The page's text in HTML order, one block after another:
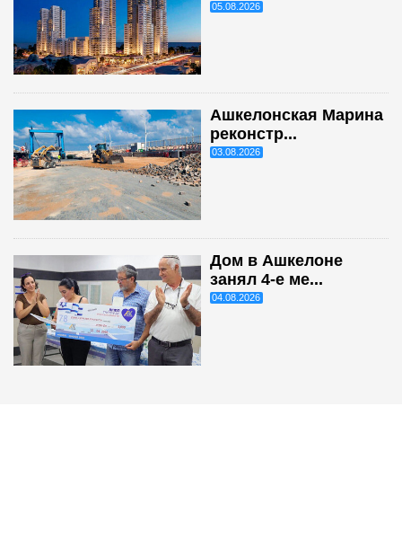
05.08.2026
Ашкелонская Марина
реконстр...
03.08.2026
Дом в Ашкелоне
занял 4-е ме...
04.08.2026